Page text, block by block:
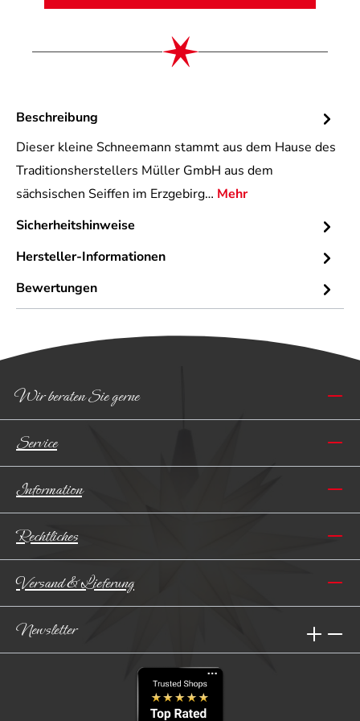
Beschreibung
Dieser kleine Schneemann stammt aus dem Hause des
Traditionsherstellers Müller GmbH aus dem
sächsischen Seiffen im Erzgebirg… Mehr
Sicherheitshinweise
Hersteller-Informationen
Bewertungen
Wir beraten Sie gerne
Service
Information
Rechtliches
Versand & Lieferung
Newsletter